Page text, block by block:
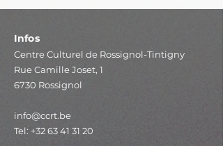
Infos
Centre Culturel de Rossignol-Tintigny
Rue Camille Joset, 1
6730 Rossignol
info@ccrt.be
Tel: +32 63 41 31 20